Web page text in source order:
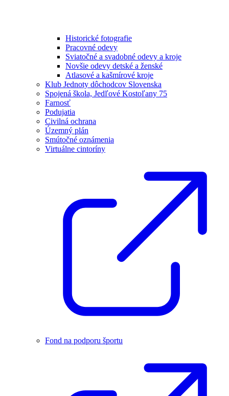
Historické fotografie
Pracovné odevy
Sviatočné a svadobné odevy a kroje
Novšie odevy detské a ženské
Atlasové a kašmírové kroje
Klub Jednoty dôchodcov Slovenska
Spojená škola, Jedľové Kostoľany 75
Farnosť
Podujatia
Civilná ochrana
Územný plán
Smútočné oznámenia
Virtuálne cintoríny
Fond na podporu športu